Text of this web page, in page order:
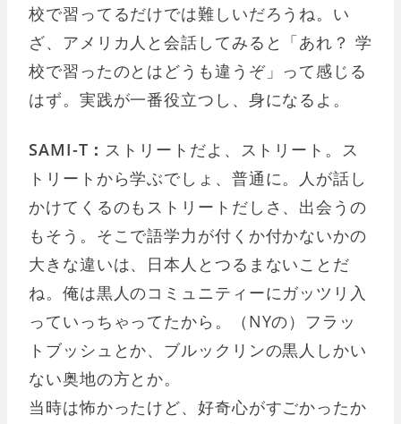
校で習ってるだけでは難しいだろうね。い
ざ、アメリカ人と会話してみると「あれ？ 学
校で習ったのとはどうも違うぞ」って感じる
はず。実践が一番役立つし、身になるよ。
SAMI-T： ストリートだよ、ストリート。ス
トリートから学ぶでしょ、普通に。人が話し
かけてくるのもストリートだしさ、出会うの
もそう。そこで語学力が付くか付かないかの
大きな違いは、日本人とつるまないことだ
ね。俺は黒人のコミュニティーにガッツリ入
っていっちゃってたから。（NYの）フラッ
トブッシュとか、ブルックリンの黒人しかい
ない奥地の方とか。
当時は怖かったけど、好奇心がすごかったか